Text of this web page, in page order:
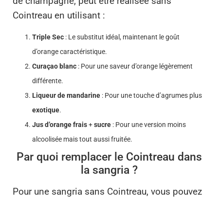
Cointreau en utilisant :
Triple Sec : Le substitut idéal, maintenant le goût
d’orange caractéristique.
Curaçao blanc : Pour une saveur d’orange légèrement
différente.
Liqueur de mandarine : Pour une touche d’agrumes plus
exotique.
Jus d’orange frais+sucre : Pour une version moins
alcoolisée mais tout aussi fruitée.
Par quoi remplacer le Cointreau dans
la sangria ?
Pour une sangria sans Cointreau, vous pouvez